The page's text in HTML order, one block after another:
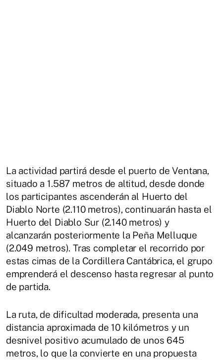
La actividad partirá desde el puerto de Ventana,
situado a 1.587 metros de altitud, desde donde
los participantes ascenderán al Huerto del
Diablo Norte (2.110 metros), continuarán hasta el
Huerto del Diablo Sur (2.140 metros) y
alcanzarán posteriormente la Peña Melluque
(2.049 metros). Tras completar el recorrido por
estas cimas de la Cordillera Cantábrica, el grupo
emprenderá el descenso hasta regresar al punto
de partida.
La ruta, de dificultad moderada, presenta una
distancia aproximada de 10 kilómetros y un
desnivel positivo acumulado de unos 645
metros, lo que la convierte en una propuesta